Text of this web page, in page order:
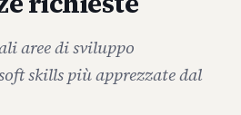
aree di sviluppo
skills più apprezzate dal